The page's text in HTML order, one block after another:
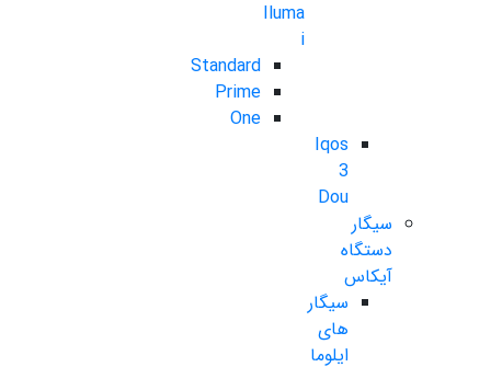
Iluma
i
Standard
Prime
One
Iqos
3
Dou
سیگار
دستگاه
آیکاس
سیگار
های
ایلوما